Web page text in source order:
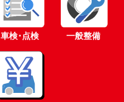
車検･点検 一般整備